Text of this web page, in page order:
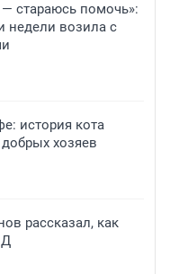
стараюсь помочь»:
недели возила с
история кота
хозяев
рассказал, как